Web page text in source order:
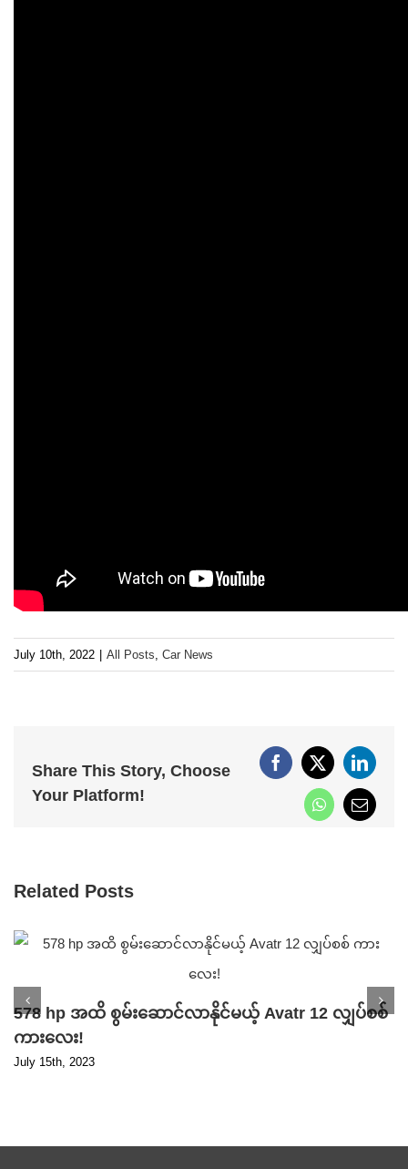
July 10th, 2022 All Posts, Car News
Share This Story, Choose
Your Platform!
Facebook
X
WhatsApp
Email
Related Posts
578 hp အထိ စွမ်းဆောင်လာနိုင်မယ့် Avatr 12 လျှပ်စစ်
ကားလေး!
July 15th, 2023